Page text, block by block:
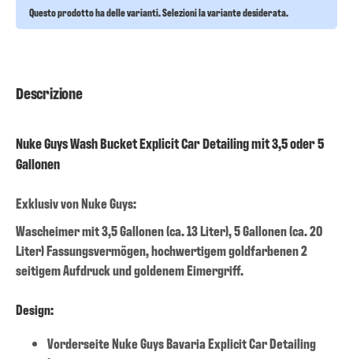
Questo prodotto ha delle varianti. Selezioni la variante desiderata.
Descrizione
Nuke Guys Wash Bucket Explicit Car Detailing mit 3,5 oder 5
Gallonen
Exklusiv von Nuke Guys:
Wascheimer mit 3,5 Gallonen (ca. 13 Liter), 5 Gallonen (ca. 20
Liter) Fassungsvermögen, hochwertigem goldfarbenen 2
seitigem Aufdruck und goldenem Eimergriff.
Design:
Vorderseite Nuke Guys Bavaria Explicit Car Detailing